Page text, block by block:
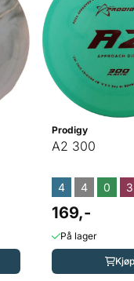
Prodigy
A2 300
4 4 0 3
169,-
På lager
Kjøp